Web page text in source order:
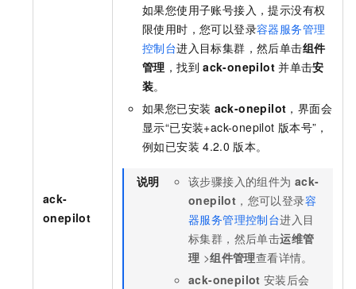
ack-
onepilot
如果您使用子账号接入，提示没有权
限使用时，您可以登录容器服务管理
控制台进入目标集群，然后单击组件
管理 ，找到 ack-onepilot 并单击安
装。
如果您已安装 ack-onepilot ，界面会
显示“已安装+ack-onepilot 版本号”，
例如已安装 4.2.0 版本。
说明 该步骤接入的组件为 ack-
onepilot ，您可以登录容
器服务管理控制台进入目
标集群，然后单击运维管
理 >组件管理查看详情。
ack-onepilot 安装后会